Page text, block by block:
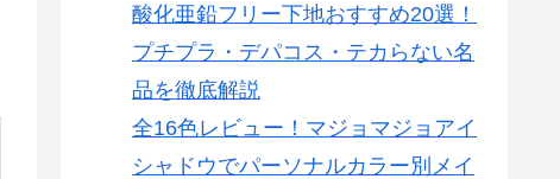
酸化亜鉛フリー下地おすすめ20選！
プチプラ・デパコス・テカらない名
品を徹底解説
全16色レビュー！マジョマジョアイ
シャドウでパーソナルカラー別メイ